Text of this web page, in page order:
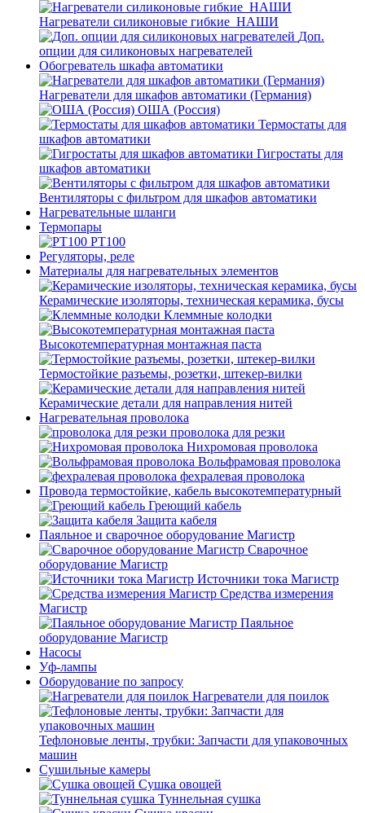
Нагреватели силиконовые гибкие_НАШИ
Доп.
опции для силиконовых нагревателей
Обогреватель шкафа автоматики
Нагреватели для шкафов автоматики (Германия)
ОША (Россия)
Термостаты для
шкафов автоматики
Гигростаты для
шкафов автоматики
Вентиляторы с фильтром для шкафов автоматики
Нагревательные шланги
Термопары
PT100
Регуляторы, реле
Материалы для нагревательных элементов
Керамические изоляторы, техническая керамика, бусы
Клеммные колодки
Высокотемпературная монтажная паста
Термостойкие разъемы, розетки, штекер-вилки
Керамические детали для направления нитей
Нагревательная проволока
проволока для резки
Нихромовая проволока
Вольфрамовая проволока
фехралевая проволока
Провода термостойкие, кабель высокотемпературный
Греющий кабель
Защита кабеля
Паяльное и сварочное оборудование Магистр
Сварочное
оборудование Магистр
Источники тока Магистр
Средства измерения
Магистр
Паяльное
оборудование Магистр
Насосы
Уф-лампы
Оборудование по запросу
Нагреватели для поилок
Тефлоновые ленты, трубки: Запчасти для упаковочных
машин
Сушильные камеры
Сушка овощей
Туннельная сушка